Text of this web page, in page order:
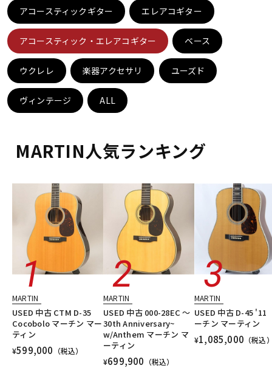
ドラム パーカッション
キーボード 電子ピアノ
管楽器
アンプ エフェクター
DJ機器
DTM オンライン納品 レコーディング機器
楽器アクセサリ
中古 ヴィンテージ
アコースティックギター エレアコギター
アコースティック・エレアコギター ベース
ウクレレ 楽器アクセサリ ユーズド
ヴィンテージ ALL
MARTIN人気ランキング
MARTIN
USED 中古 CTM D-35
Cocobolo マーチン マー
ティン
¥599,000 （税込）
MARTIN
USED 中古 000-28EC ～
30th Anniversary~
w/Anthem マーチン マ
ーティン
¥699,900 （税込）
MARTIN
USED 中古 D-45
ーチン マーティン
¥1,085,000 （税込